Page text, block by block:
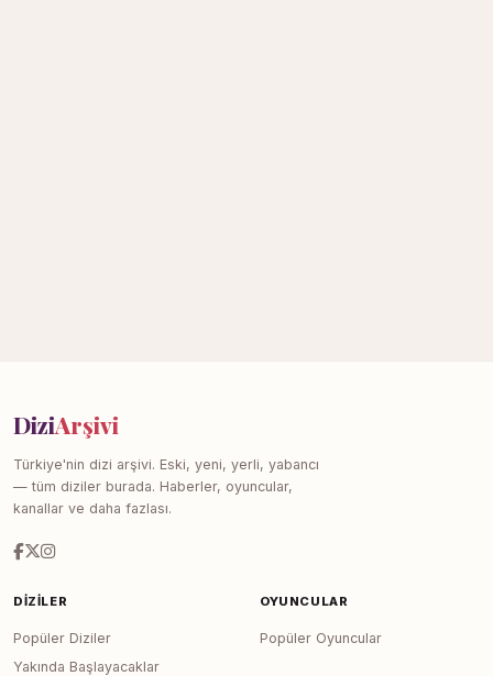
DiziArşivi
Türkiye'nin dizi arşivi. Eski, yeni, yerli, yabancı
— tüm diziler burada. Haberler, oyuncular,
kanallar ve daha fazlası.
DIZILER
Popüler Diziler
Yakında Başlayacaklar
OYUNCULAR
Popüler Oyuncular